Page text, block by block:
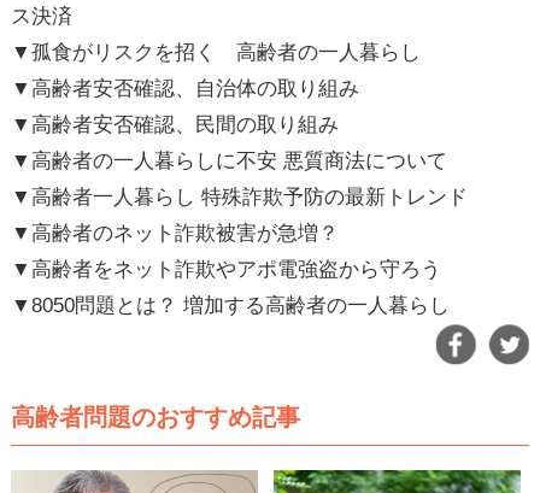
ス決済
▼孤食がリスクを招く 高齢者の一人暮らし
▼高齢者安否確認、自治体の取り組み
▼高齢者安否確認、民間の取り組み
▼高齢者の一人暮らしに不安 悪質商法について
▼高齢者一人暮らし 特殊詐欺予防の最新トレンド
▼高齢者のネット詐欺被害が急増？
▼高齢者をネット詐欺やアポ電強盗から守ろう
▼8050問題とは？ 増加する高齢者の一人暮らし
高齢者問題のおすすめ記事